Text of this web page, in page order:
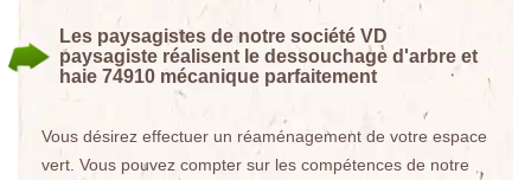
Les paysagistes de notre société VD
paysagiste réalisent le dessouchage d'arbre et
haie 74910 mécanique parfaitement
Vous désirez effectuer un réaménagement de votre espace
vert. Vous pouvez compter sur les compétences de notre